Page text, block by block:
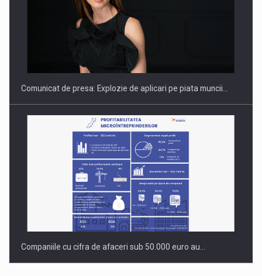
PUTTING ROMANIAN CORPORATE COMPANIES ON THE
INTERNATIONAL BUSINESS SCENE
Comunicat de presa: Explozie de aplicari pe piata muncii…
Companiile cu cifra de afaceri sub 50.000 euro au…